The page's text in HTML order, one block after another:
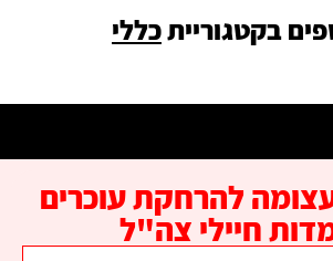
בקטגורייתכללי
להרחקת עוכרים
חיילי צה"ל